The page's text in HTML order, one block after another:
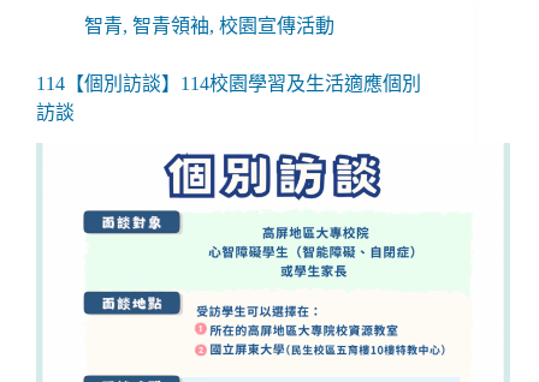
智青, 智青領袖, 校園宣傳活動
114【個別訪談】114校園學習及生活適應個別
訪談